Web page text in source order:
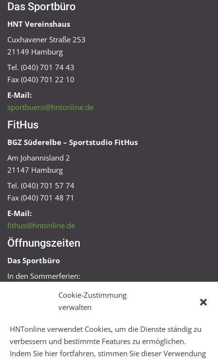
Cookie-Zustimmung
verwalten
HNTonline verwendet Cookies, um die Dienste ständig zu
verbessern und bestimmte Features zu ermöglichen.
Indem Sie hier fortfahren, stimmen Sie dieser Verwendung
Das Sportbüro
HNT Vereinshaus
Cuxhavener Straße 253
21149 Hamburg
Tel. (040) 701 74 43
Fax (040) 701 22 10
E-Mail:
sportbuero@hntonline.de
FitHus
BGZ Süderelbe – Sportstudio FitHus
Am Johannisland 2
21147 Hamburg
Tel. (040) 701 57 74
Fax (040) 701 48 71
E-Mail:
fithus@hntonline.de
Öffnungszeiten
Das Sportbüro
In den Sommerferien:
Mo + Mi 16:00 – 18:00 Uhr
Mo – Fr 08:00 – 22:00 Uhr
Sa + So 10:00 – 18:00 Uhr